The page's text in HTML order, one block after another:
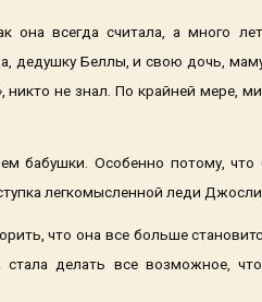
она всегда считала, а много
дедушку Беллы, и свою дочь,
никто не знал. По крайней мере,
бабушки. Особенно потому,
легкомысленной леди
что она все больше
стала делать все возможное,